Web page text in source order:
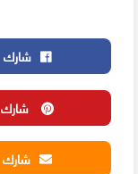
شارك
شارك
شارك